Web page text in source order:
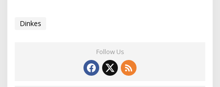
Dinkes
Follow Us